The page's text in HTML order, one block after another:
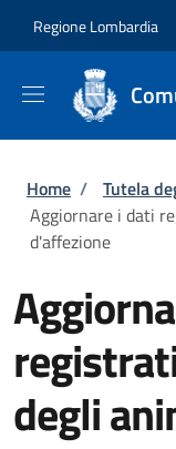
Regione Lombardia
Briciole
Home / Tutela
Aggiornare i dati
d'affezione
degli